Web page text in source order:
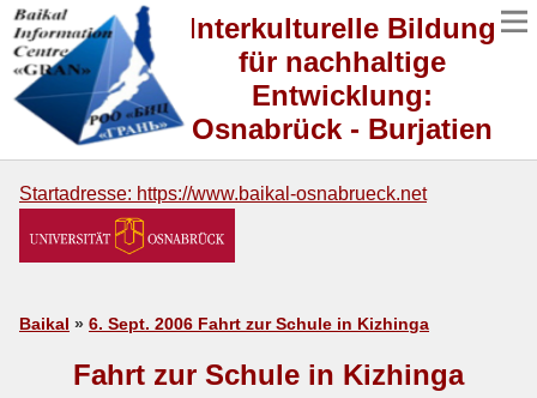
Interkulturelle Bildung
für nachhaltige
Entwicklung:
Osnabrück - Burjatien
Startadresse: https://www.baikal-osnabrueck.net
Baikal » 6. Sept. 2006 Fahrt zur Schule in Kizhinga
Fahrt zur Schule in Kizhinga